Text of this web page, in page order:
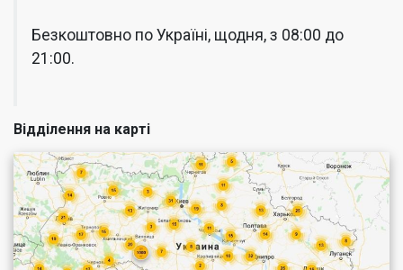
Безкоштовно по Україні, щодня, з 08:00 до
21:00.
Відділення на карті